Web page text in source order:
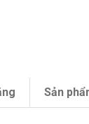
Sản